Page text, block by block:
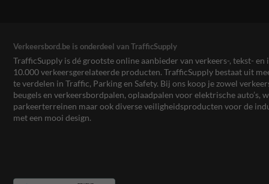
Verkeersbord.be is onderdeel van TrafficSupply
TrafficSupply is dé grootste online aanbieder van verkeers-, tekst-
10.000 verkeersgerelateerde producten. TrafficSupply bestaat uit
te verdelen in Traffic, Parking en Safety. Bij ons koop je zowel
beugels en verkeersbordpalen, oplaadpalen voor elektrische auto’s,
parkeerterreinen maar ook diverse veiligheidsproducten voor de
met een mooi design.